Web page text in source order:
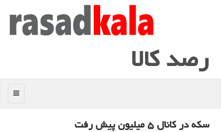
رصد كالا
منو
سكه در كانال ۵ میلیون پیش رفت